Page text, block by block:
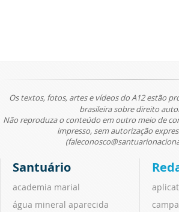
Os textos, fotos, artes e vídeos do A12 estão
brasileira sobre direito
Não reproduza o conteúdo em outro meio de
impresso, sem autorização
Santuário
academia marial
água mineral aparecida